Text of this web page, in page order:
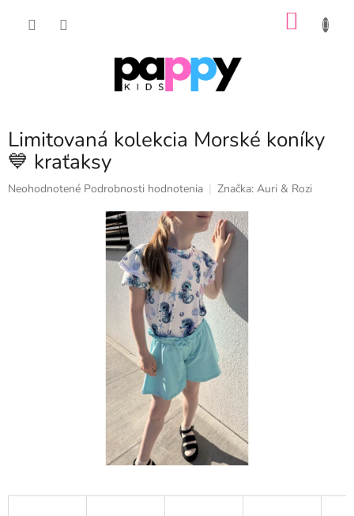
Limitovaná kolekcia Morské koníky
💙 kraťaksy
Priemerné
Neohodnotené Podrobnosti hodnotenia Značka: Auri & Rozi